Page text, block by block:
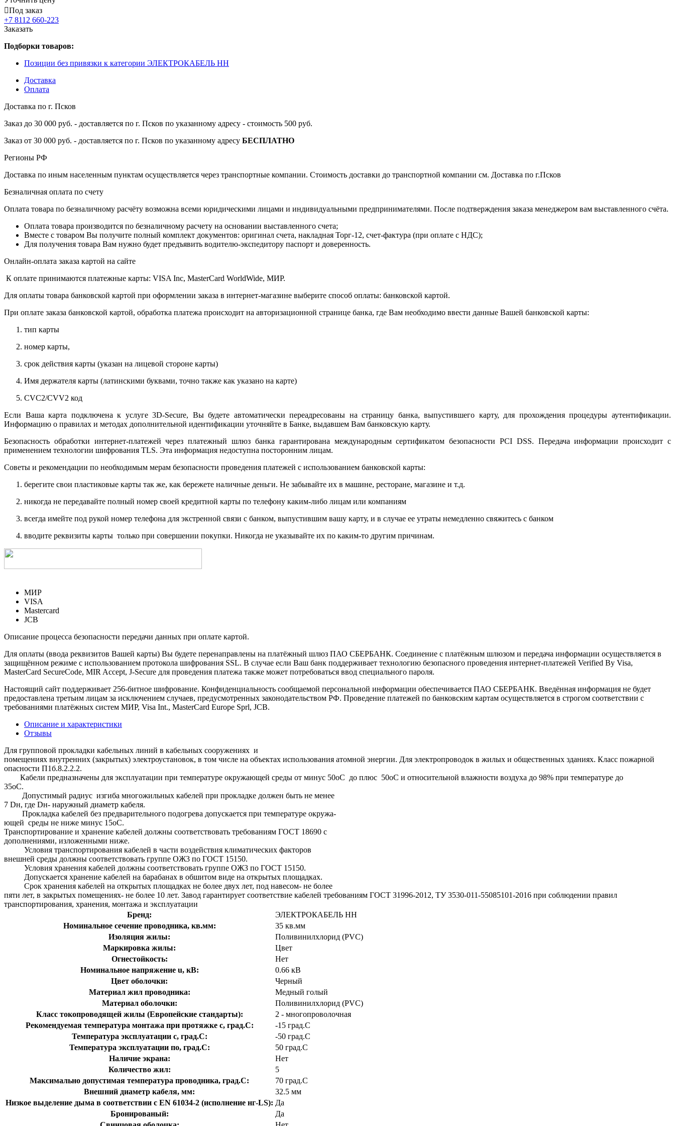
Под заказ
+7 8112 660-223
Заказать
Подборки товаров:
Позиции без привязки к категории ЭЛЕКТРОКАБЕЛЬ НН
Доставка
Оплата
Доставка по г. Псков
Заказ до 30 000 руб. - доставляется по г. Псков по указанному адресу - стоимость 500 руб.
Заказ от 30 000 руб. - доставляется по г. Псков по указанному адресу БЕСПЛАТНО
Регионы РФ
Доставка по иным населенным пунктам осуществляется через транспортные компании. Стоимость доставки до транспортной компании см. Доставка по г.Псков
Безналичная оплата по счету
Оплата товара по безналичному расчёту возможна всеми юридическими лицами и индивидуальными предпринимателями. После подтверждения заказа менеджером вам выставленного счёта.
Оплата товара производится по безналичному расчету на основании выставленного счета;
Вместе с товаром Вы получите полный комплект документов: оригинал счета, накладная Торг-12, счет-фактура (при оплате с НДС);
Для получения товара Вам нужно будет предъявить водителю-экспедитору паспорт и доверенность.
Онлайн-оплата заказа картой на сайте
К оплате принимаются платежные карты: VISA Inc, MasterCard WorldWide, МИР.
Для оплаты товара банковской картой при оформлении заказа в интернет-магазине выберите способ оплаты: банковской картой.
При оплате заказа банковской картой, обработка платежа происходит на авторизационной странице банка, где Вам необходимо ввести данные Вашей банковской карты:
тип карты
номер карты,
срок действия карты (указан на лицевой стороне карты)
Имя держателя карты (латинскими буквами, точно также как указано на карте)
CVC2/CVV2 код
Если Ваша карта подключена к услуге 3D-Secure, Вы будете автоматически переадресованы на страницу банка, выпустившего карту, для прохождения процедуры аутентификации.
Информацию о правилах и методах дополнительной идентификации уточняйте в Банке, выдавшем Вам банковскую карту.
Безопасность обработки интернет-платежей через платежный шлюз банка гарантирована международным сертификатом безопасности PCI DSS. Передача информации происходит с
применением технологии шифрования TLS. Эта информация недоступна посторонним лицам.
Советы и рекомендации по необходимым мерам безопасности проведения платежей с использованием банковской карты:
берегите свои пластиковые карты так же, как бережете наличные деньги. Не забывайте их в машине, ресторане, магазине и т.д.
никогда не передавайте полный номер своей кредитной карты по телефону каким-либо лицам или компаниям
всегда имейте под рукой номер телефона для экстренной связи с банком, выпустившим вашу карту, и в случае ее утраты немедленно свяжитесь с банком
вводите реквизиты карты только при совершении покупки. Никогда не указывайте их по каким-то другим причинам.
МИР
VISA
Mastercard
JCB
Описание процесса безопасности передачи данных при оплате картой.
Для оплаты (ввода реквизитов Вашей карты) Вы будете перенаправлены на платёжный шлюз ПАО СБЕРБАНК. Соединение с платёжным шлюзом и передача информации осуществляется в
защищённом режиме с использованием протокола шифрования SSL. В случае если Ваш банк поддерживает технологию безопасного проведения интернет-платежей Verified By Visa,
MasterCard SecureCode, MIR Accept, J-Secure для проведения платежа также может потребоваться ввод специального пароля.
Настоящий сайт поддерживает 256-битное шифрование. Конфиденциальность сообщаемой персональной информации обеспечивается ПАО СБЕРБАНК. Введённая информация не будет
предоставлена третьим лицам за исключением случаев, предусмотренных законодательством РФ. Проведение платежей по банковским картам осуществляется в строгом соответствии с
требованиями платёжных систем МИР, Visa Int., MasterCard Europe Sprl, JCB.
Описание и характеристики
Отзывы
Для групповой прокладки кабельных линий в кабельных сооружениях и
помещениях внутренних (закрытых) электроустановок, в том числе на объектах использования атомной энергии. Для электропроводок в жилых и общественных зданиях. Класс пожарной
опасности П1б.8.2.2.2.
Кабели предназначены для эксплуатации при температуре окружающей среды от минус 50оС до плюс 50оС и относительной влажности воздуха до 98% при температуре до
35оС.
Допустимый радиус изгиба многожильных кабелей при прокладке должен быть не менее
7 Dн, где Dн- наружный диаметр кабеля.
Прокладка кабелей без предварительного подогрева допускается при температуре окружа-
ющей среды не ниже минус 15оС.
Транспортирование и хранение кабелей должны соответствовать требованиям ГОСТ 18690 с
дополнениями, изложенными ниже.
Условия транспортирования кабелей в части воздействия климатических факторов
внешней среды должны соответствовать группе ОЖ3 по ГОСТ 15150.
Условия хранения кабелей должны соответствовать группе ОЖ3 по ГОСТ 15150.
Допускается хранение кабелей на барабанах в обшитом виде на открытых площадках.
Срок хранения кабелей на открытых площадках не более двух лет, под навесом- не более
пяти лет, в закрытых помещениях- не более 10 лет. Завод гарантирует соответствие кабелей требованиям ГОСТ 31996-2012, ТУ 3530-011-55085101-2016 при соблюдении правил
транспортирования, хранения, монтажа и эксплуатации
Бренд:
ЭЛЕКТРОКАБЕЛЬ НН
Номинальное сечение проводника, кв.мм:
35 кв.мм
Изоляция жилы:
Поливинилхлорид (PVC)
Маркировка жилы:
Цвет
Огнестойкость:
Нет
Номинальное напряжение u, кВ:
0.66 кВ
Цвет оболочки:
Черный
Материал жил проводника:
Медный голый
Материал оболочки:
Поливинилхлорид (PVC)
Класс токопроводящей жилы (Европейские стандарты):
2 - многопроволочная
Рекомендуемая температура монтажа при протяжке с, град.C:
-15 град.C
Температура эксплуатации с, град.C:
-50 град.C
Температура эксплуатации по, град.C:
50 град.C
Наличие экрана:
Нет
Количество жил:
5
Максимально допустимая температура проводника, град.C:
70 град.C
Внешний диаметр кабеля, мм:
32.5 мм
Низкое выделение дыма в соответствии с EN 61034-2 (исполнение нг-LS): Да
Бронированый:
Да